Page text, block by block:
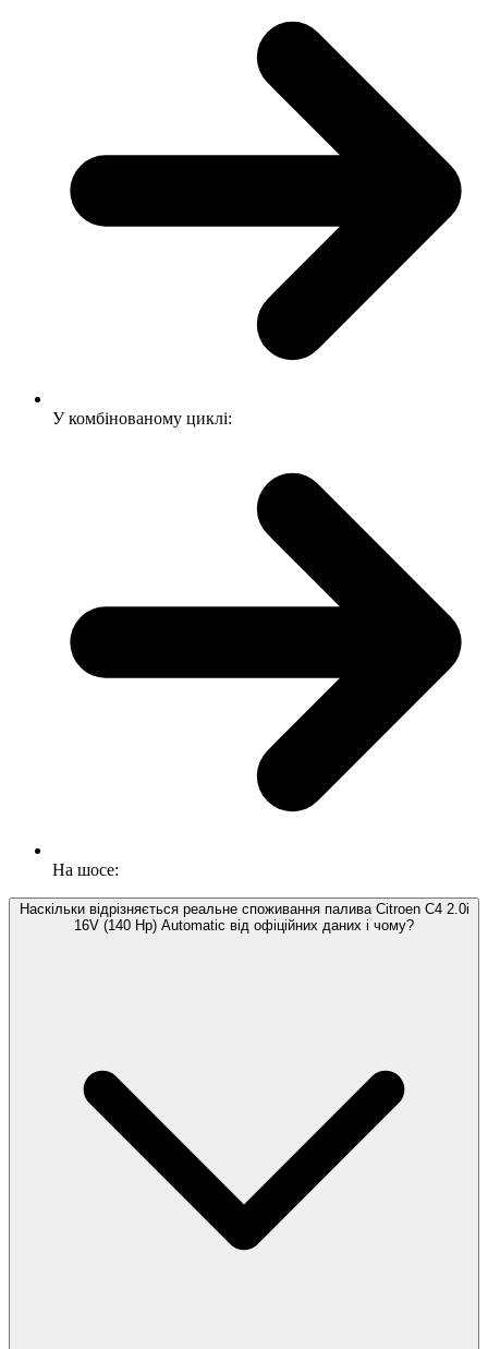
У комбінованому циклі:
На шосе:
Наскільки відрізняється реальне споживання палива Citroen C4 2.0i
16V (140 Hp) Automatic від офіційних даних і чому?